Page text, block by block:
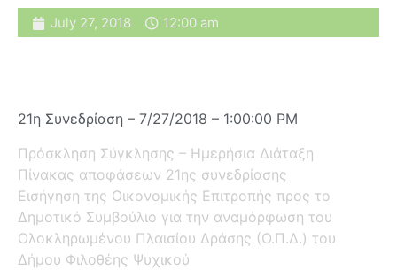
July 27, 2018 12:00 am
21η Συνεδρίαση – 7/27/2018 – 1:00:00 PM
Πρόσκληση Σύγκλησης – Ημερήσια Διάταξη
Πίνακας αποφάσεων 21ης συνεδρίασης
Εισήγηση της Οικονομικής Επιτροπής προς το
Δημοτικό Συμβούλιο για την αναμόρφωση του
Ολοκληρωμένου Πλαισίου Δράσης (Ο.Π.Δ.) του
Δήμου Φιλοθέης Ψυχικού